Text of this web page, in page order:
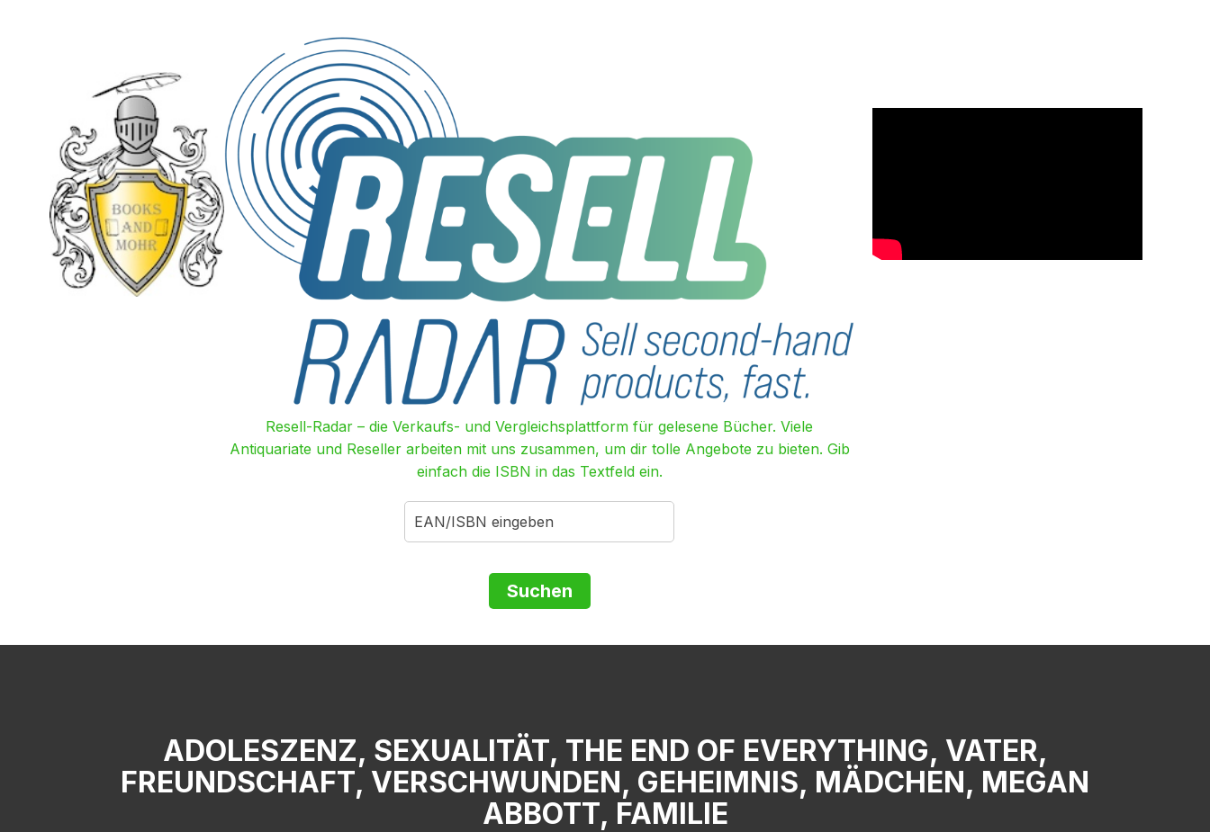
Resell-Radar – die Verkaufs- und Vergleichsplattform für gelesene Bücher. Viele
Antiquariate und Reseller arbeiten mit uns zusammen, um dir tolle Angebote zu bieten. Gib
einfach die ISBN in das Textfeld ein.
ADOLESZENZ, SEXUALITÄT, THE END OF EVERYTHING, VATER,
FREUNDSCHAFT, VERSCHWUNDEN, GEHEIMNIS, MÄDCHEN, MEGAN
ABBOTT, FAMILIE